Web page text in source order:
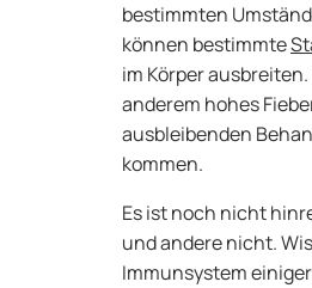
bestimmten
können bestimmte
im Körper
anderem hohes
ausbleibenden
kommen.
Es ist noch nicht
und andere nicht.
Immunsystem